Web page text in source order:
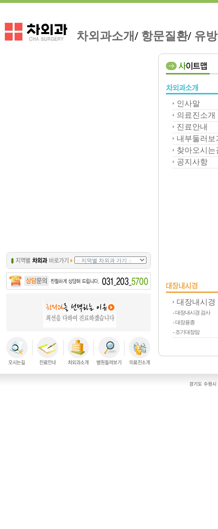
차외과소개/ 항문질환/ 유
인사말
의료진소개
진료안내
내부둘러보
찾아오시는
공지사항
대장내시경
- 대장내시경 검사
- 대장용종
- 조기대장암